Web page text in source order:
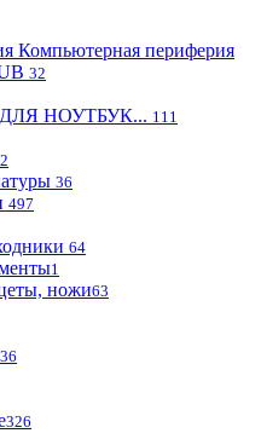
Компьютерная периферия
32
НОУТБУК... 111
36
497
64
1
ножи63
326